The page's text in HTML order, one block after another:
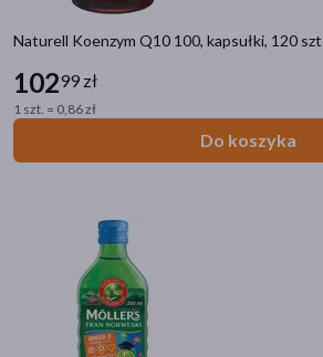
Naturell Koenzym Q10 100, kapsułki, 120 szt
10299 zł
1 szt. = 0,86 zł
Do koszyka